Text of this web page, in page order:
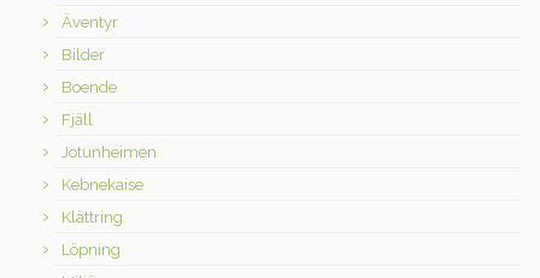
Äventyr
Bilder
Boende
Fjäll
Jotunheimen
Kebnekaise
Klättring
Löpning